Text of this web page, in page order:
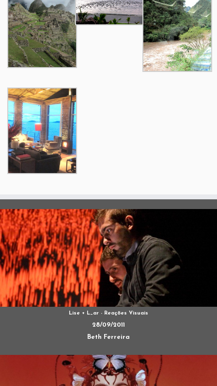
Lise + L_ar - Reações Visuais
28/09/2011
Beth Ferreira